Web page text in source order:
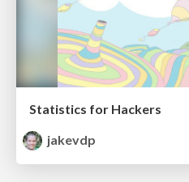
Statistics for Hackers
jakevdp